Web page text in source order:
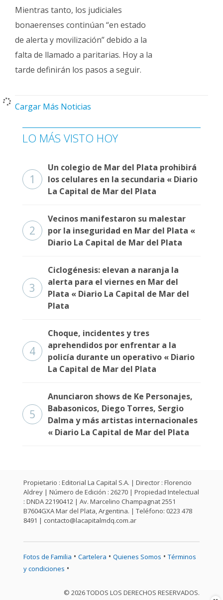
Mientras tanto, los judiciales
bonaerenses continúan “en estado
de alerta y movilización” debido a la
falta de llamado a paritarias. Hoy a la
tarde definirán los pasos a seguir.
Cargar Más Noticias
LO MÁS VISTO HOY
1
Un colegio de Mar del Plata prohibirá
los celulares en la secundaria « Diario
La Capital de Mar del Plata
2
Vecinos manifestaron su malestar
por la inseguridad en Mar del Plata «
Diario La Capital de Mar del Plata
3
Ciclogénesis: elevan a naranja la
alerta para el viernes en Mar del
Plata « Diario La Capital de Mar del
Plata
4
Choque, incidentes y tres
aprehendidos por enfrentar a la
policía durante un operativo « Diario
La Capital de Mar del Plata
5
Anunciaron shows de Ke Personajes,
Babasonicos, Diego Torres, Sergio
Dalma y más artistas internacionales
« Diario La Capital de Mar del Plata
Propietario : Editorial La Capital S.A. | Director : Florencio
Aldrey | Número de Edición : 26270 | Propiedad Intelectual
: DNDA 22190412 | Av. Marcelino Champagnat 2551
B7604GXA Mar del Plata, Argentina. | Teléfono: 0223 478
8491 | contacto@lacapitalmdq.com.ar
Fotos de Familia • Cartelera • Quienes Somos • Términos
y condiciones •
© 2026 TODOS LOS DERECHOS RESERVADOS.